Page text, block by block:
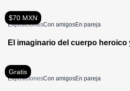
$70 MXN
ExposicionesCon amigosEn pareja
El imaginario del cuerpo heroico
Gratis
ExposicionesCon amigosEn pareja